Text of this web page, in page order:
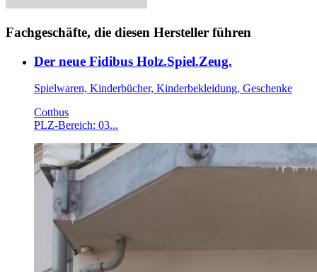
Fachgeschäfte, die diesen Hersteller führen
Der neue Fidibus Holz.Spiel.Zeug.
Spielwaren, Kinderbücher, Kinderbekleidung, Geschenke
Cottbus
PLZ-Bereich: 03...